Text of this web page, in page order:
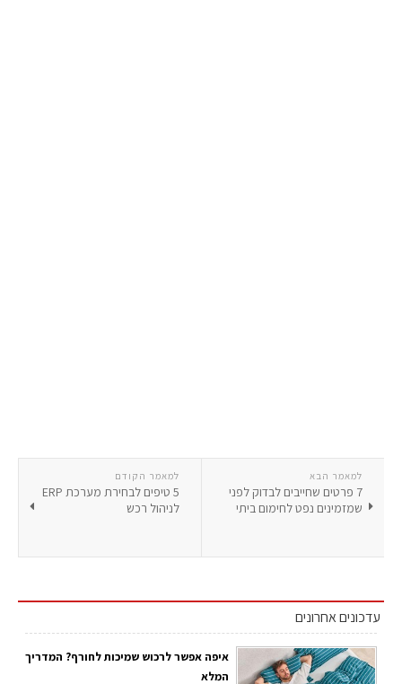
למאמר הקודם
5 טיפים לבחירת מערכת ERP
לניהול רכש
למאמר הבא
7 פרטים שחייבים לבדוק לפני
שמזמינים נפט לחימום ביתי
עדכונים אחרונים
איפה אפשר לרכוש שמיכות לחורף? המדריך
המלא